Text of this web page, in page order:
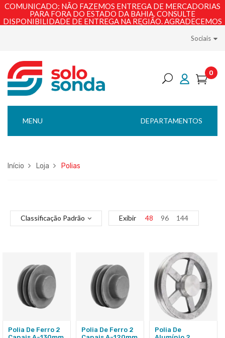
COMUNICADO: NÃO FAZEMOS ENTREGA DE MERCADORIAS
PARA FORA DO ESTADO DA BAHIA. CONSULTE
DISPONIBILIDADE DE ENTREGA NA REGIÃO. AGRADECEMOS
Sociais
0
DEPARTAMENTOS
MENU
Início Loja Polias
Classificação Padrão Exibir 48 96 144
Polia De Ferro 2
Polia De Ferro 2
Polia De